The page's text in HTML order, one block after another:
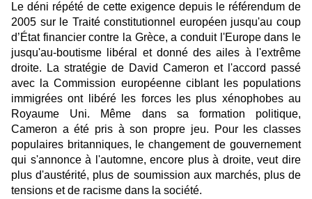
Le déni répété de cette exigence depuis le référendum de
2005 sur le Traité constitutionnel européen jusqu'au coup
d’État financier contre la Grèce, a conduit l'Europe dans le
jusqu'au-boutisme libéral et donné des ailes à l'extrême
droite. La stratégie de David Cameron et l'accord passé
avec la Commission européenne ciblant les populations
immigrées ont libéré les forces les plus xénophobes au
Royaume Uni. Même dans sa formation politique,
Cameron a été pris à son propre jeu. Pour les classes
populaires britanniques, le changement de gouvernement
qui s'annonce à l'automne, encore plus à droite, veut dire
plus d'austérité, plus de soumission aux marchés, plus de
tensions et de racisme dans la société.